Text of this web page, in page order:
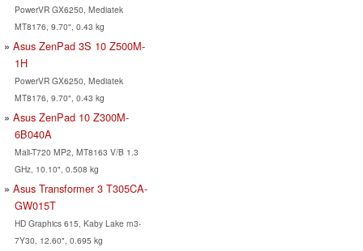
PowerVR GX6250, Mediatek
MT8176, 9.70", 0.43 kg
Asus ZenPad 3S 10 Z500M-
1H
PowerVR GX6250, Mediatek
MT8176, 9.70", 0.43 kg
Asus ZenPad 10 Z300M-
6B040A
Mali-T720 MP2, MT8163 V/B 1.3
GHz, 10.10", 0.508 kg
Asus Transformer 3 T305CA-
GW015T
HD Graphics 615, Kaby Lake m3-
7Y30, 12.60", 0.695 kg